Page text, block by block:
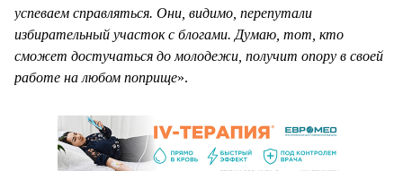
успеваем справляться. Они, видимо, перепутали
избирательный участок с блогами. Думаю, тот, кто
сможет достучаться до молодежи, получит опору в своей
работе на любом поприще».